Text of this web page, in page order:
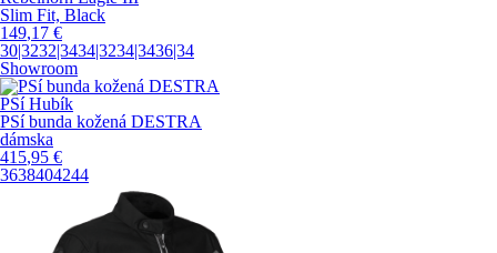
Slim Fit, Black
149,17 €
30|3232|3434|3234|3436|34
Showroom
PSí Hubík
PSí bunda kožená DESTRA
dámska
415,95 €
3638404244